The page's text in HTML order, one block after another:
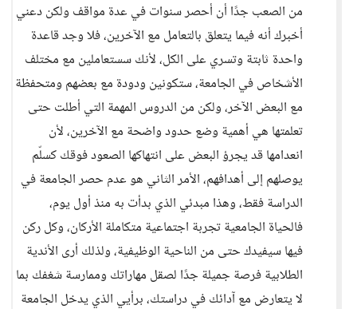
من الصعب جدًا أن أحصر سنوات في عدة مواقف ولكن دعني
أخبرك أنه فيما يتعلق بالتعامل مع الآخرين، فلا وجد قاعدة
واحدة ثابتة وتسري على الكل، لأنك سستعاملين مع مختلف
الأشخاص في الجامعة، ستكونين ودودة مع بعضهم ومتحفظة
مع البعض الآخر، ولكن من الدروس المهمة التي أطلت حتى
تعلمتها هي أهمية وضع حدود واضحة مع الآخرين، لأن
انعدامها قد يجرؤ البعض على انتهاكها الصعود فوقك كسلّم
يوصلهم إلى أهدافهم، الأمر الثاني هو عدم حصر الجامعة في
الدراسة فقط، وهذا مبدئي الذي بدأت به منذ أول يوم،
فالحياة الجامعية تجربة اجتماعية متكاملة الأركان، وكل ركن
فيها سيفيدك حتى من الناحية الوظيفية، ولذلك أرى الأندية
الطلابية فرصة جميلة جدًا لصقل مهاراتك وممارسة شغفك بما
لا يتعارض مع آدائك في دراستك، برأيي الذي يدخل الجامعة